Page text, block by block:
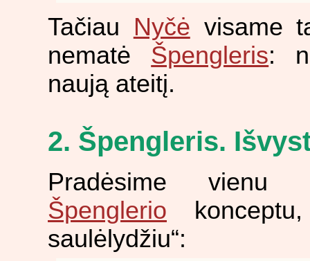
Tačiau Nyčė visame
nematė Špengleris:
naują ateitį.
2. Špengleris.
Pradėsime vienu
Špenglerio
saulėlydžiu“: